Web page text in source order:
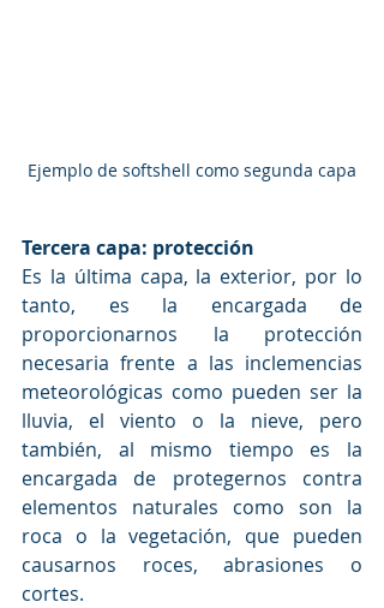
Ejemplo de softshell como segunda capa
Tercera capa: protección
Es la última capa, la exterior, por lo
tanto, es la encargada de
proporcionarnos la protección
necesaria frente a las inclemencias
meteorológicas como pueden ser la
lluvia, el viento o la nieve, pero
también, al mismo tiempo es la
encargada de protegernos contra
elementos naturales como son la
roca o la vegetación, que pueden
causarnos roces, abrasiones o
cortes.